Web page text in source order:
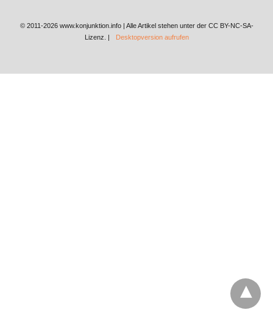
© 2011-2026 www.konjunktion.info | Alle Artikel stehen unter der CC BY-NC-SA-
Lizenz. |
Desktopversion aufrufen